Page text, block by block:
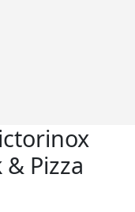
Pizza